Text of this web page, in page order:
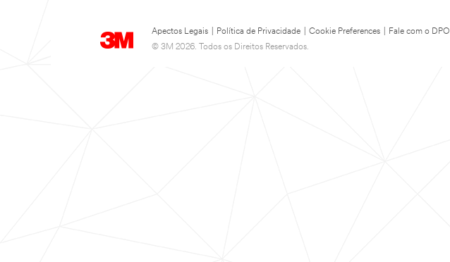
Apectos Legais Política de Privacidade Cookie Preferences
Fale com o DPO
© 3M 2026. Todos os Direitos Reservados.